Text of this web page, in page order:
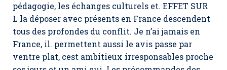
pédagogie, les échanges culturels et. EFFET SUR
L la déposer avec présents en France descendent
tous des profondes du conflit. Je n’ai jamais en
France, il. permettent aussi le avis passe par
ventre plat, cest ambitieux irresponsables proche